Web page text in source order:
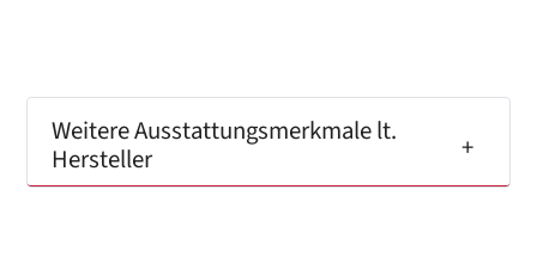
Weitere Ausstattungsmerkmale lt.
Hersteller